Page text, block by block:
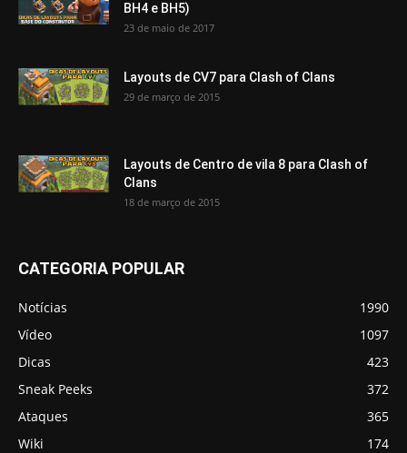
BH4 e BH5)
23 de maio de 2017
Layouts de CV7 para Clash of Clans
29 de março de 2015
Layouts de Centro de vila 8 para Clash of
Clans
18 de março de 2015
CATEGORIA POPULAR
Notícias
1990
Vídeo
1097
Dicas
423
Sneak Peeks
372
Ataques
365
Wiki
174